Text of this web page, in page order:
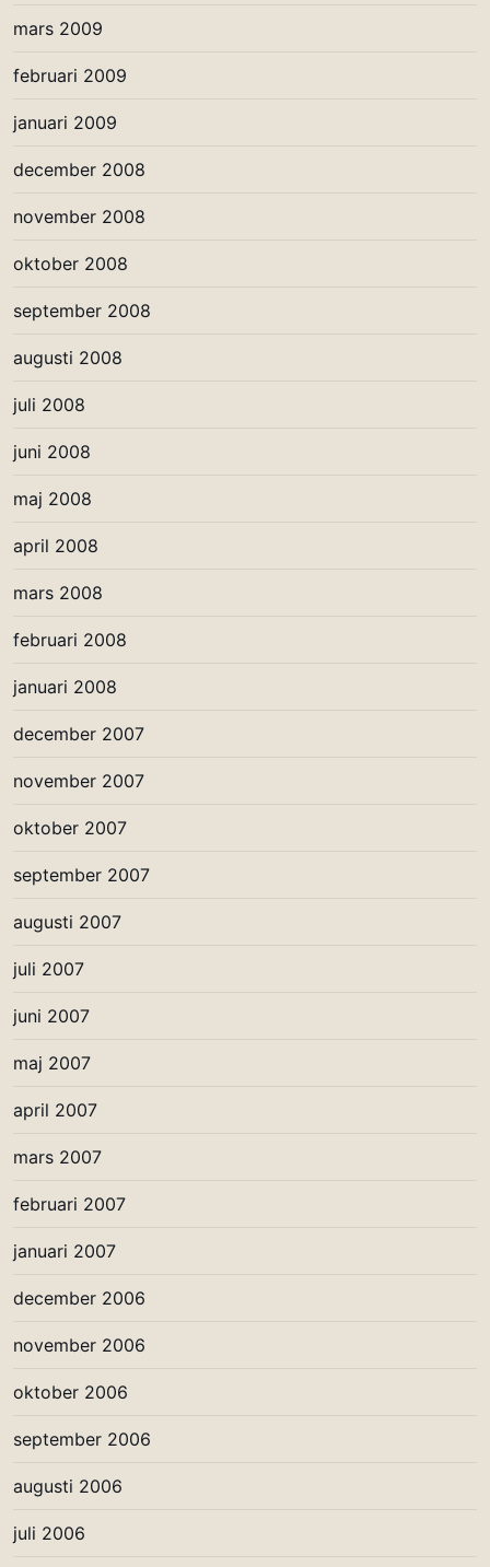
mars 2009
februari 2009
januari 2009
december 2008
november 2008
oktober 2008
september 2008
augusti 2008
juli 2008
juni 2008
maj 2008
april 2008
mars 2008
februari 2008
januari 2008
december 2007
november 2007
oktober 2007
september 2007
augusti 2007
juli 2007
juni 2007
maj 2007
april 2007
mars 2007
februari 2007
januari 2007
december 2006
november 2006
oktober 2006
september 2006
augusti 2006
juli 2006